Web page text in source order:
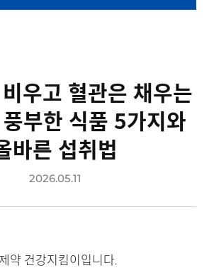
우고 혈관은 채우는
부한 식품 5가지와
바른 섭취법
2026.05.11
약 건강지킴이입니다.